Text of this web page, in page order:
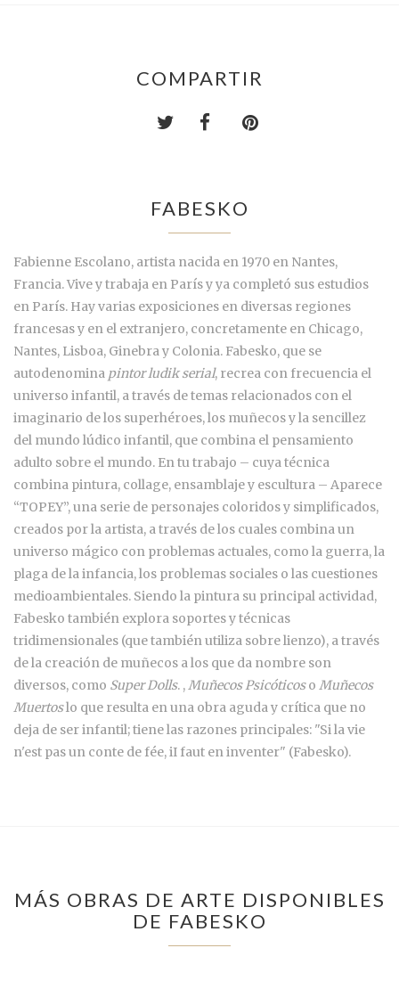
COMPARTIR
FABESKO
Fabienne Escolano, artista nacida en 1970 en Nantes,
Francia. Vive y trabaja en París y ya completó sus estudios
en París. Hay varias exposiciones en diversas regiones
francesas y en el extranjero, concretamente en Chicago,
Nantes, Lisboa, Ginebra y Colonia. Fabesko, que se
autodenomina pintor ludik serial, recrea con frecuencia el
universo infantil, a través de temas relacionados con el
imaginario de los superhéroes, los muñecos y la sencillez
del mundo lúdico infantil, que combina el pensamiento
adulto sobre el mundo. En tu trabajo – cuya técnica
combina pintura, collage, ensamblaje y escultura – Aparece
“TOPEY”, una serie de personajes coloridos y simplificados,
creados por la artista, a través de los cuales combina un
universo mágico con problemas actuales, como la guerra, la
plaga de la infancia, los problemas sociales o las cuestiones
medioambientales. Siendo la pintura su principal actividad,
Fabesko también explora soportes y técnicas
tridimensionales (que también utiliza sobre lienzo), a través
de la creación de muñecos a los que da nombre son
diversos, como Super Dolls. ,Muñecos Psicóticoso Muñecos
Muertoslo que resulta en una obra aguda y crítica que no
deja de ser infantil; tiene las razones principales: "Si la vie
n'est pas un conte de fée, iI faut en inventer" (Fabesko).
MÁS OBRAS DE ARTE DISPONIBLES
DE FABESKO